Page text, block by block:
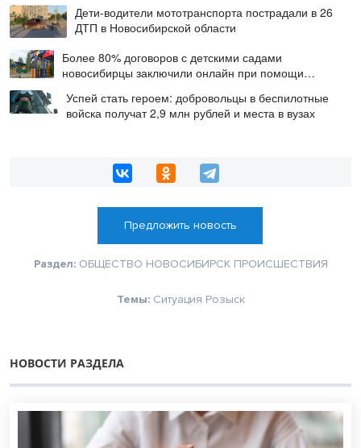
Дети-водители мототранспорта пострадали в 26
ДТП в Новосибирской области
Более 80% договоров с детскими садами
новосибирцы заключили онлайн при помощи
Успей стать героем: добровольцы в беспилотные
войска получат 2,9 млн рублей и места в вузах
Предложить новость
Раздел: ОБЩЕСТВО НОВОСИБИРСК ПРОИСШЕСТВИЯ
Темы: Ситуация Розыск
НОВОСТИ РАЗДЕЛА